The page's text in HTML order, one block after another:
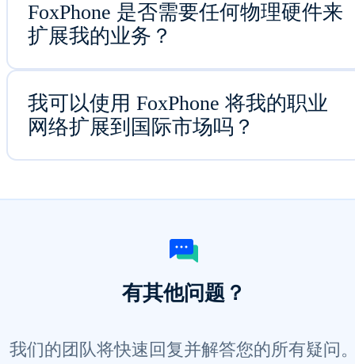
FoxPhone 是否需要任何物理硬件来
扩展我的业务？
我可以使用 FoxPhone 将我的职业
网络扩展到国际市场吗？
有其他问题？
我们的团队将快速回复并解答您的所有疑问